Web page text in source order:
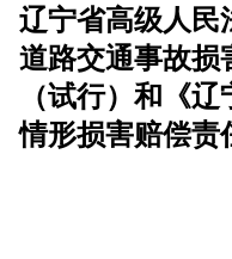
辽宁省高级人民
道路交通事故损
（试行）和《
情形损害赔偿责